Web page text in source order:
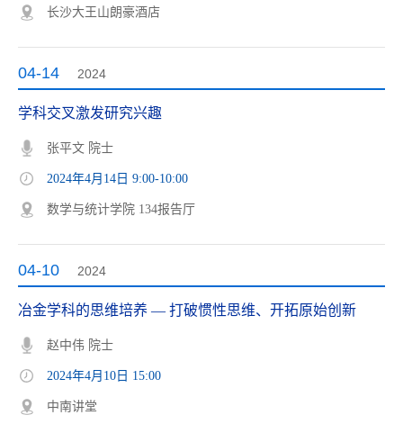
长沙大王山朗豪酒店
04-14 2024
学科交叉激发研究兴趣
张平文 院士
2024年4月14日 9:00-10:00
数学与统计学院 134报告厅
04-10 2024
冶金学科的思维培养 — 打破惯性思维、开拓原始创新
赵中伟 院士
2024年4月10日 15:00
中南讲堂